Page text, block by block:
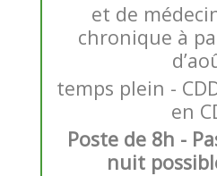
et de
chronique à
temps plein -
en
Poste de 8h -
nuit